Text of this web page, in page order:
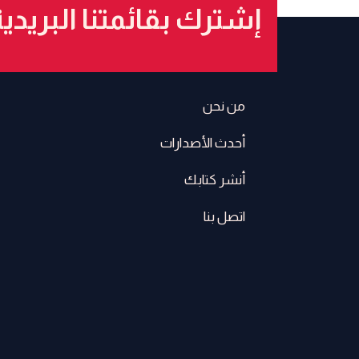
إشترك بقائمتنا
من نحن
أحدث الأصدارات
أنشر كتابك
اتصل بنا